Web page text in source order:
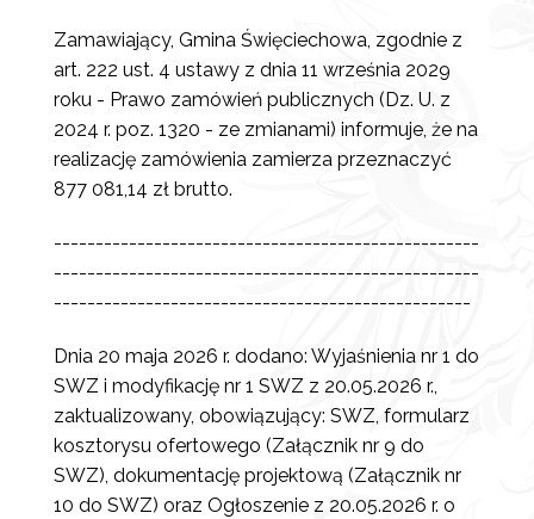
Zamawiający, Gmina Święciechowa, zgodnie z
art. 222 ust. 4 ustawy z dnia 11 września 2029
roku - Prawo zamówień publicznych (Dz. U. z
2024 r. poz. 1320 - ze zmianami) informuje, że na
realizację zamówienia zamierza przeznaczyć
877 081,14 zł brutto.
---------------------------------------------------
---------------------------------------------------
--------------------------------------------------
Dnia 20 maja 2026 r. dodano: Wyjaśnienia nr 1 do
SWZ i modyfikację nr 1 SWZ z 20.05.2026 r.,
zaktualizowany, obowiązujący: SWZ, formularz
kosztorysu ofertowego (Załącznik nr 9 do
SWZ), dokumentację projektową (Załącznik nr
10 do SWZ) oraz Ogłoszenie z 20.05.2026 r. o